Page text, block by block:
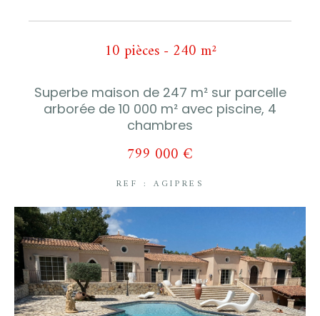
10 pièces - 240 m²
Superbe maison de 247 m² sur parcelle
arborée de 10 000 m² avec piscine, 4
chambres
799 000 €
REF : AGIPRES